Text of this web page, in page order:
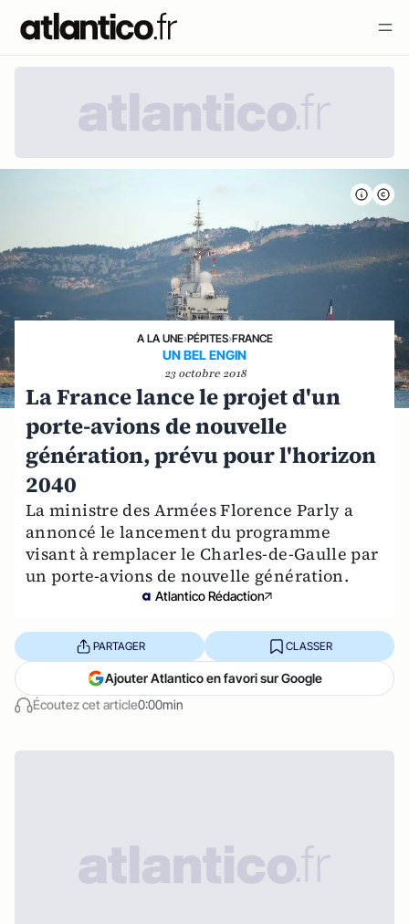
A LA UNE›PÉPITES›FRANCE
UN BEL ENGIN
23 octobre 2018
La France lance le projet d'un
porte-avions de nouvelle
génération, prévu pour l'horizon
2040
La ministre des Armées Florence Parly a
annoncé le lancement du programme
visant à remplacer le Charles-de-Gaulle par
un porte-avions de nouvelle génération.
Atlantico Rédaction
Écoutez cet article0:00min
PARTAGER CLASSER
Ajouter Atlantico en favori sur Google